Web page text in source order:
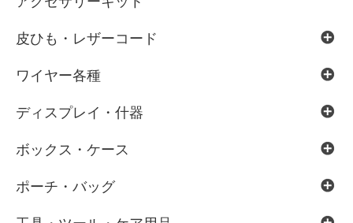
皮ひも・レザーコード
ワイヤー各種
ディスプレイ・什器
ボックス・ケース
ポーチ・バッグ